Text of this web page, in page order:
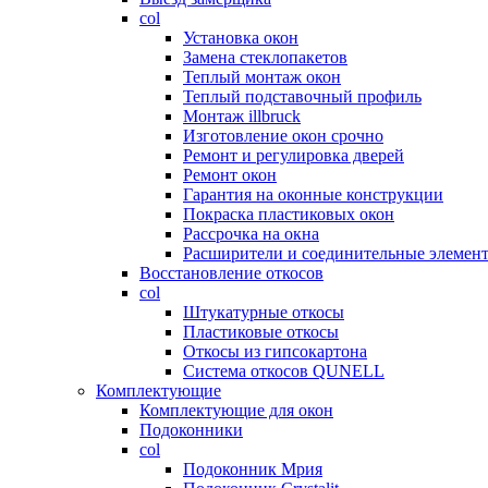
col
Установка окон
Замена стеклопакетов
Теплый монтаж окон
Теплый подставочный профиль
Монтаж illbruck
Изготовление окон срочно
Ремонт и регулировка дверей
Ремонт окон
Гарантия на оконные конструкции
Покраска пластиковых окон
Рассрочка на окна
Расширители и соединительные
Восстановление откосов
col
Штукатурные откосы
Пластиковые откосы
Откосы из гипсокартона
Система откосов QUNELL
Комплектующие
Комплектующие для окон
Подоконники
col
Подоконник Мрия